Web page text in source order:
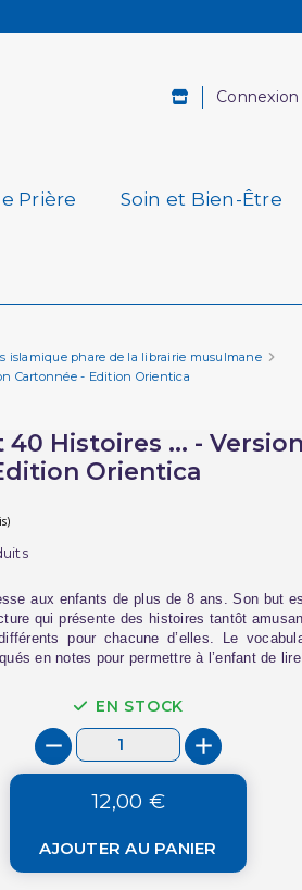
Connexion
Prière Soin et Bien-Être
islamique phare de la librairie musulmane
Cartonnée - Edition Orientica
Histoires ... - Version
Orientica
(3 avis)
aux enfants de plus de 8 ans. Son but
qui présente des histoires tantôt
pour chacune d’elles. Le
en notes pour permettre à l’enfant de lire
EN STOCK
12,00 €
AJOUTER AU PANIER